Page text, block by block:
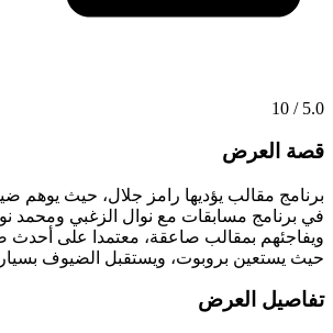
5.0 / 10
قصة العرض
برنامج مقالب يؤديها رامز جلال، حيث يوهم
في برنامج مسابقات مع نوال الزغبي ومحمد
ويفاجئهم بمقالب صاعقة، معتمدا على أحدث
حيث يستعين بروبوت، ويستقبل الضيوف
تفاصيل العرض